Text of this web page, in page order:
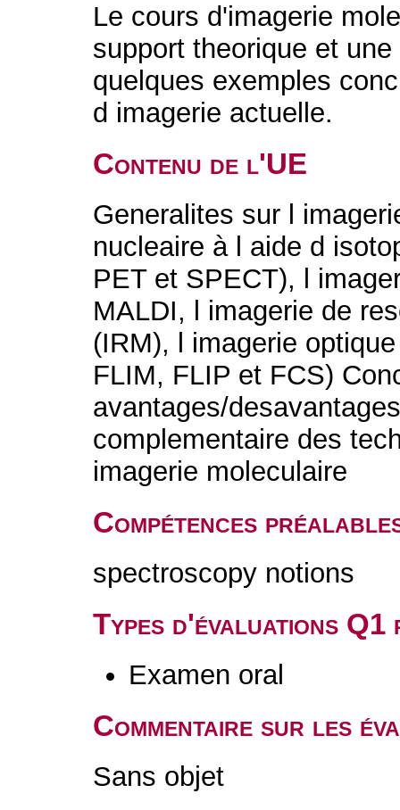
Le cours d'imagerie
support theorique et
quelques exemples
d imagerie actuelle.
Contenu de l'UE
Generalites sur l
nucleaire à l aide d
PET et SPECT), l
MALDI, l imagerie de
(IRM), l imagerie
FLIM, FLIP et FCS)
avantages/
complementaire des
imagerie moleculaire
Compétences
spectroscopy notions
Types d'évaluations
Examen oral
Commentaire sur les
Sans objet